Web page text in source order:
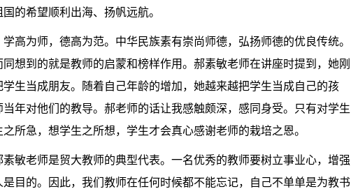
的希望顺利出海、扬帆远航。
学高为师，德高为范。中华民族素有崇尚师德，弘扬师德的优良传统。
想到的就是教师的启蒙和榜样作用。郝素敏老师在讲座时提到，她刚
生当成朋友。随着自己年龄的增加，她越来越把学生当成自己的孩
年对他们的教导。郝老师的话让我感触颇深，感同身受。只有对学生
所急，想学生之所想，学生才会真心感谢老师的栽培之恩。
素敏老师是贸大教师的典型代表。一名优秀的教师要树立事业心，增强
目的。因此，我们教师在任何时候都不能忘记，自己不单单是为教书